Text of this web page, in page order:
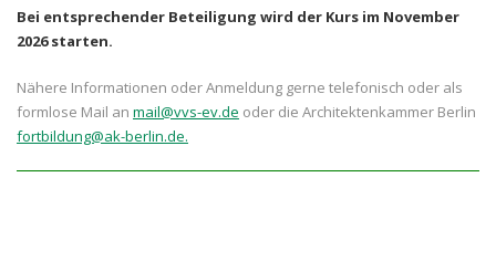
Bei entsprechender Beteiligung wird der Kurs im November
2026 starten.
Nähere Informationen oder Anmeldung gerne telefonisch oder als
formlose Mail an mail@vvs-ev.de oder die Architektenkammer Berlin
fortbildung@ak-berlin.de.